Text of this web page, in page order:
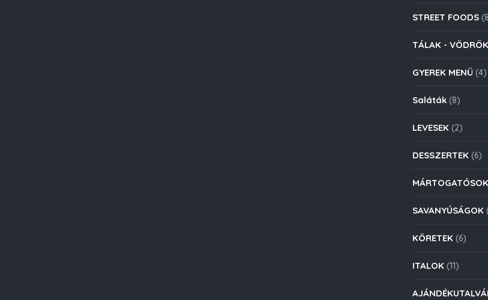
STREET FOODS
TÁLAK - VÖDRÖK
GYEREK MENÜ (4)
Saláták (8)
LEVESEK (2)
DESSZERTEK (6)
MÁRTOGATÓSOK
SAVANYÚSÁGOK
KÖRETEK (6)
ITALOK (11)